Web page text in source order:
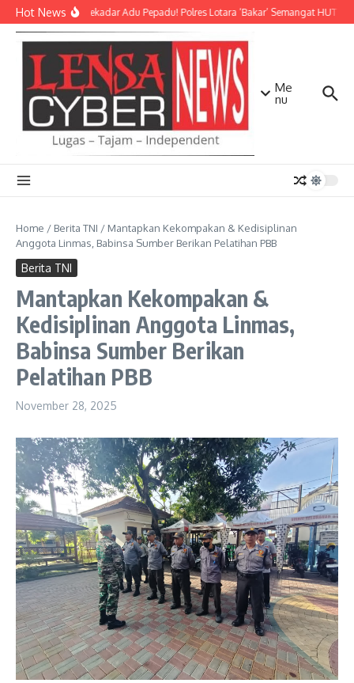
Lewati ke konten
Hot NewsBukan Sekadar Adu Pepadu! Polres Lotara ‘Bakar’ Semangat HUT
Me
nu
Home / Berita TNI / Mantapkan Kekompakan & Kedisiplinan
Anggota Linmas, Babinsa Sumber Berikan Pelatihan PBB
Berita TNI
Mantapkan Kekompakan &
Kedisiplinan Anggota Linmas,
Babinsa Sumber Berikan
Pelatihan PBB
November 28, 2025